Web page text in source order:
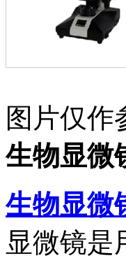
图片仅作
生物显微
生物显微
显微镜是